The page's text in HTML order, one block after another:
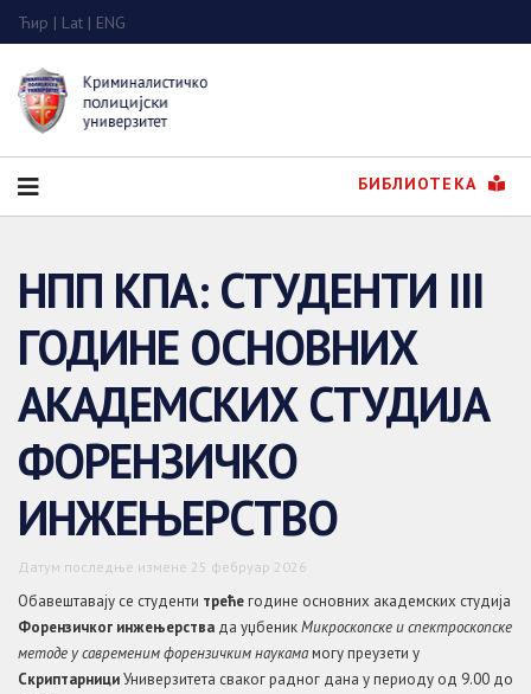
Ћир | Lat | ENG
БИБЛИОТЕКА
НПП КПА: СТУДЕНТИ III
ГОДИНЕ ОСНОВНИХ
АКАДЕМСКИХ СТУДИЈА
ФОРЕНЗИЧКО
ИНЖЕЊЕРСТВО
Датум последње измене 25 фебруар 2026
Обавештавају се студенти трећегодине основних академских студија
Форензичког инжењерства да уџбеникМикроскопске и спектроскопске
методе у савременим форензичким наукамамогу преузети у
СкриптарнициУниверзитета сваког радног дана у периоду од 9.00 до